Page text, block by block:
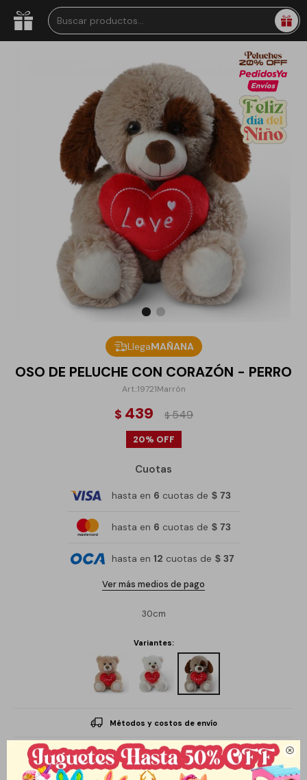

LlegaMAÑANA
OSO DE PELUCHE CON CORAZÓN - PERRO
19721Marrón
$ 439 $549
20
Cuotas
hasta en 6 cuotas de $ 73
hasta en 6 cuotas de $ 73
hasta en 12 cuotas de $ 37
Ver más medios de pago
30cm
Variantes:
Métodos y costos de envío